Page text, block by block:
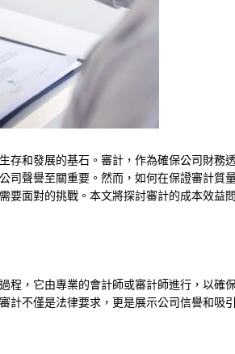
存和發展的基石。審計，作為確保公司財務
司聲譽至關重要。然而，如何在保證審計質
要面對的挑戰。本文將探討審計的成本效益
程，它由專業的會計師或審計師進行，以確
計不僅是法律要求，更是展示公司信譽和吸